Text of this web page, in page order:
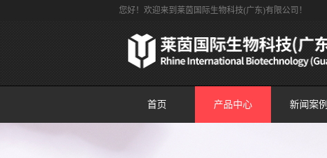
您好！欢迎来到莱茵国际生物科技(广东)有限公司！
首页 产品中心 新闻案例